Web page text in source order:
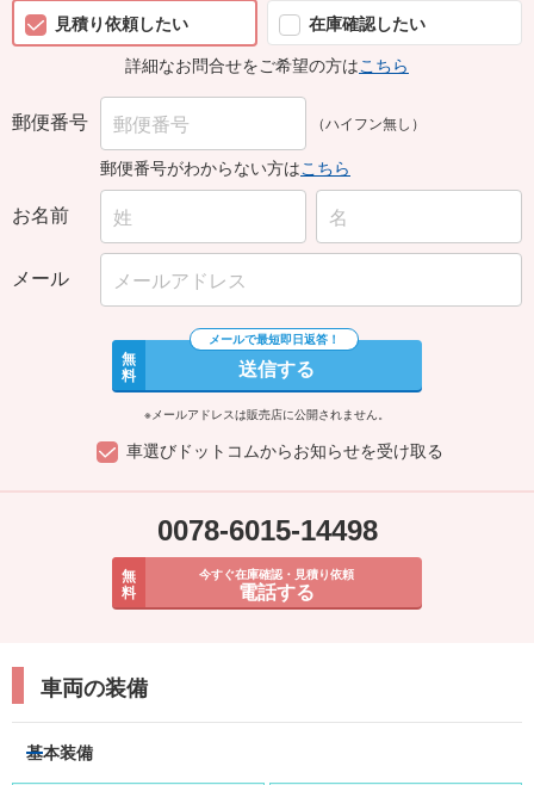
見積り依頼したい
在庫確認したい
詳細なお問合せをご希望の方はこちら
郵便番号 （ハイフン無し）
郵便番号がわからない方はこちら
お名前
メール
無
料 送信する
※メールアドレスは販売店に公開されません。
車選びドットコムからお知らせを受け取る
0078-6015-14498
無
料
今すぐ在庫確認・見積り依頼
電話する
車両の装備
基本装備